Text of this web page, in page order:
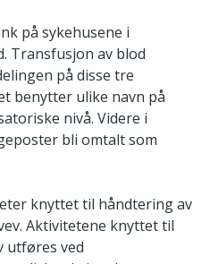
på sykehusene i
Transfusjon av blod
på disse tre
benytter ulike navn på
nivå. Videre i
bli omtalt som
knyttet til håndtering av
Aktivitetene knyttet til
utføres ved